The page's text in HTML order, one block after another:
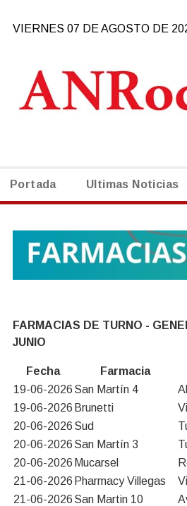
VIERNES 07 DE AGOSTO DE
Portada Ultimas Noticias
FARMACIAS DE TURNO -
JUNIO
Fecha Farmacia
19-06-2026 San Martín 4
19-06-2026 Brunetti
20-06-2026 Sud
20-06-2026 San Martín 3
20-06-2026 Mucarsel
21-06-2026 Pharmacy Villegas
21-06-2026 San Martin 10